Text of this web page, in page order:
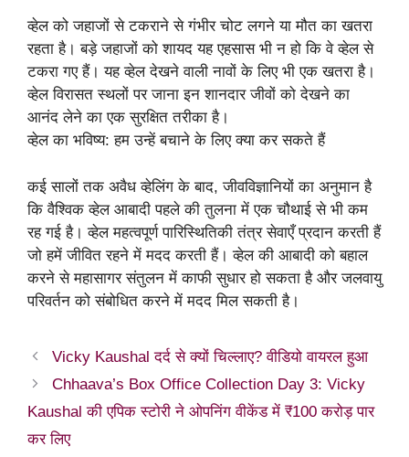
व्हेल को जहाजों से टकराने से गंभीर चोट लगने या मौत का खतरा
रहता है। बड़े जहाजों को शायद यह एहसास भी न हो कि वे व्हेल से
टकरा गए हैं। यह व्हेल देखने वाली नावों के लिए भी एक खतरा है।
व्हेल विरासत स्थलों पर जाना इन शानदार जीवों को देखने का
आनंद लेने का एक सुरक्षित तरीका है।
व्हेल का भविष्य: हम उन्हें बचाने के लिए क्या कर सकते हैं
कई सालों तक अवैध व्हेलिंग के बाद, जीवविज्ञानियों का अनुमान है
कि वैश्विक व्हेल आबादी पहले की तुलना में एक चौथाई से भी कम
रह गई है। व्हेल महत्वपूर्ण पारिस्थितिकी तंत्र सेवाएँ प्रदान करती हैं
जो हमें जीवित रहने में मदद करती हैं। व्हेल की आबादी को बहाल
करने से महासागर संतुलन में काफी सुधार हो सकता है और जलवायु
परिवर्तन को संबोधित करने में मदद मिल सकती है।
Vicky Kaushal दर्द से क्यों चिल्लाए? वीडियो वायरल हुआ
Chhaava’s Box Office Collection Day 3: Vicky
Kaushal की एपिक स्टोरी ने ओपनिंग वीकेंड में ₹100 करोड़ पार
कर लिए